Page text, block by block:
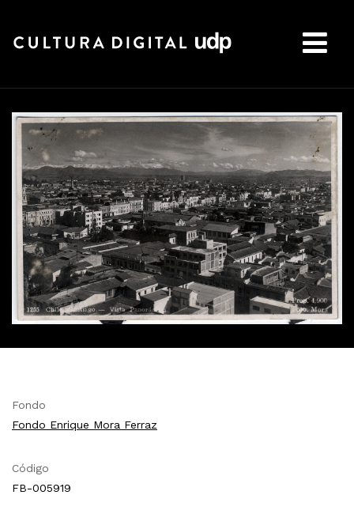
Fondo
Fondo Enrique Mora Ferraz
Código
FB-005919